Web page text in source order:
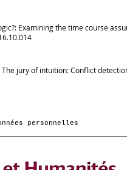
Examining the time course
The jury of intuition: Conflict
personnelles